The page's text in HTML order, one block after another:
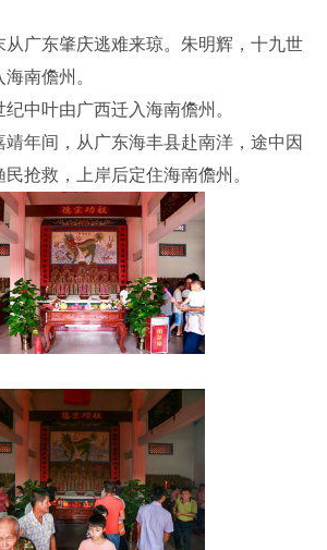
从广东肇庆逃难来琼。朱明辉，十九世
南儋州。
中叶由广西迁入海南儋州。
年间，从广东海丰县赴南洋，途中因
抢救，上岸后定住海南儋州。